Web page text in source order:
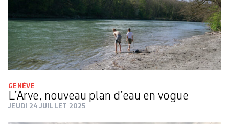
GENÈVE
L’Arve, nouveau plan d’eau en vogue
JEUDI 24 JUILLET 2025